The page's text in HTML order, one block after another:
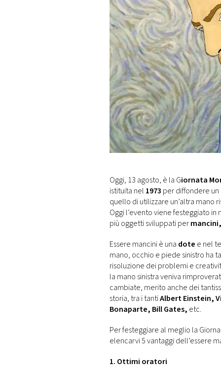
EVENTI
VIDEO
TV
PRINCIPATO
DI
MONACO
RMC
Oggi, 13 agosto, è la Giornata
istituita nel 1973 per diffondere
quello di utilizzare un’altra mano
Oggi l’evento viene festeggiato
più oggetti sviluppati permancini,
Essere mancini è una dote e nel
mano, occhio e piede sinistro ha
risoluzione dei problemi e
la mano sinistra veniva
cambiate, merito anche dei
storia, tra i tantiAlbert Einstein,
Bonaparte, Bill Gates, etc.
Per festeggiare al meglio la
elencarvi 5 vantaggi dell’essere
1. Ottimi oratori